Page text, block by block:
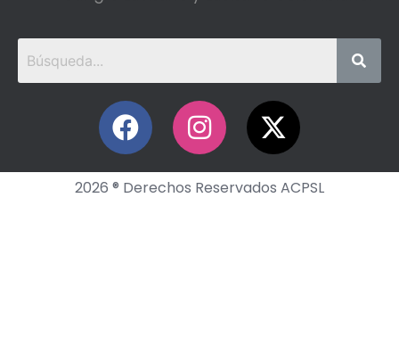
2026 ® Derechos Reservados ACPSL